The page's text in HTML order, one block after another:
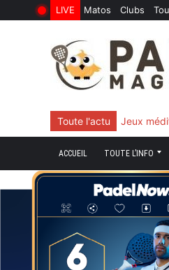
LIVE Matos Clubs
Toute l'actu
ACCUEIL TOUTE L’INFO